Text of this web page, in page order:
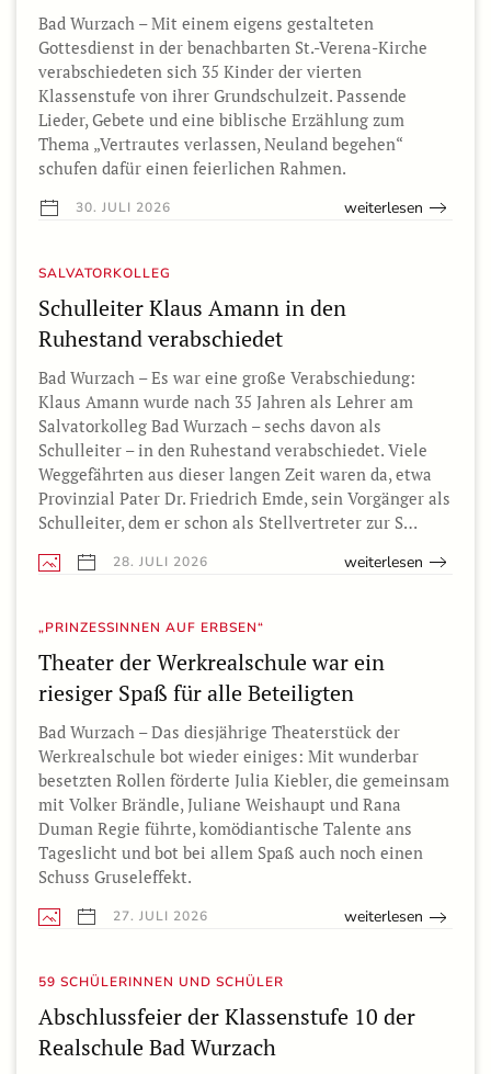
Bad Wurzach – Mit einem eigens gestalteten
Gottesdienst in der benachbarten St.-Verena-Kirche
verabschiedeten sich 35 Kinder der vierten
Klassenstufe von ihrer Grundschulzeit. Passende
Lieder, Gebete und eine biblische Erzählung zum
Thema „Vertrautes verlassen, Neuland begehen“
schufen dafür einen feierlichen Rahmen.
30. JULI 2026 weiterlesen
SALVATORKOLLEG
Schulleiter Klaus Amann in den
Ruhestand verabschiedet
Bad Wurzach – Es war eine große Verabschiedung:
Klaus Amann wurde nach 35 Jahren als Lehrer am
Salvatorkolleg Bad Wurzach – sechs davon als
Schulleiter – in den Ruhestand verabschiedet. Viele
Weggefährten aus dieser langen Zeit waren da, etwa
Provinzial Pater Dr. Friedrich Emde, sein Vorgänger als
Schulleiter, dem er schon als Stellvertreter zur S…
28. JULI 2026 weiterlesen
„PRINZESSINNEN AUF ERBSEN“
Theater der Werkrealschule war ein
riesiger Spaß für alle Beteiligten
Bad Wurzach – Das diesjährige Theaterstück der
Werkrealschule bot wieder einiges: Mit wunderbar
besetzten Rollen förderte Julia Kiebler, die gemeinsam
mit Volker Brändle, Juliane Weishaupt und Rana
Duman Regie führte, komödiantische Talente ans
Tageslicht und bot bei allem Spaß auch noch einen
Schuss Gruseleffekt.
27. JULI 2026 weiterlesen
59 SCHÜLERINNEN UND SCHÜLER
Abschlussfeier der Klassenstufe 10 der
Realschule Bad Wurzach